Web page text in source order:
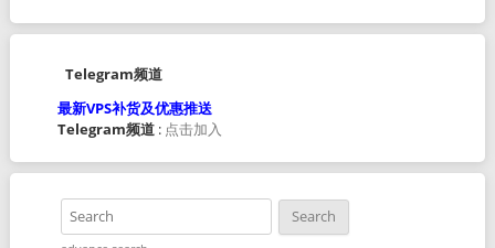
Telegram频道
最新VPS补货及优惠推送
Telegram频道: 点击加入